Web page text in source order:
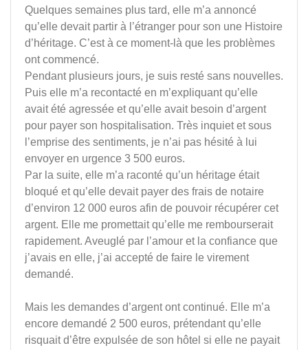
Quelques semaines plus tard, elle m’a annoncé
qu’elle devait partir à l’étranger pour son une Histoire
d’héritage. C’est à ce moment-là que les problèmes
ont commencé.
Pendant plusieurs jours, je suis resté sans nouvelles.
Puis elle m’a recontacté en m’expliquant qu’elle
avait été agressée et qu’elle avait besoin d’argent
pour payer son hospitalisation. Très inquiet et sous
l’emprise des sentiments, je n’ai pas hésité à lui
envoyer en urgence 3 500 euros.
Par la suite, elle m’a raconté qu’un héritage était
bloqué et qu’elle devait payer des frais de notaire
d’environ 12 000 euros afin de pouvoir récupérer cet
argent. Elle me promettait qu’elle me rembourserait
rapidement. Aveuglé par l’amour et la confiance que
j’avais en elle, j’ai accepté de faire le virement
demandé.
Mais les demandes d’argent ont continué. Elle m’a
encore demandé 2 500 euros, prétendant qu’elle
risquait d’être expulsée de son hôtel si elle ne payait